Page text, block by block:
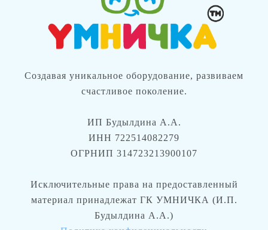
Создавая уникальное оборудование, развиваем
счастливое поколение.
ИП Будылдина А.А.
ИНН 722514082279
ОГРНИП 314723213900107
Исключительные права на предоставленный
материал принадлежат ГК УМНИЧКА (И.П.
Будылдина А.А.)